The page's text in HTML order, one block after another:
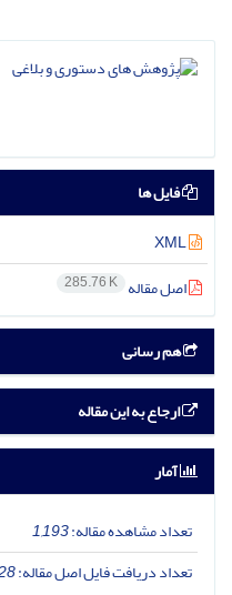
فایل ها
اصل مقاله 285.76 K
هم رسانی
ارجاع به این مقاله
آمار
تعداد مشاهده مقاله:1,193
تعداد دریافت فایل اصل مقاله: